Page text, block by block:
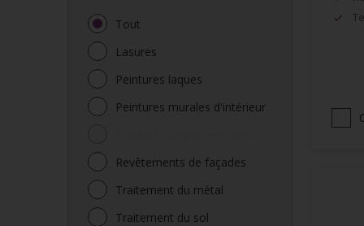
Tout
Lasures
Peintures laques
Peintures murales d'intérieur
Revêtements de façades
Traitement du métal
Traitement du sol